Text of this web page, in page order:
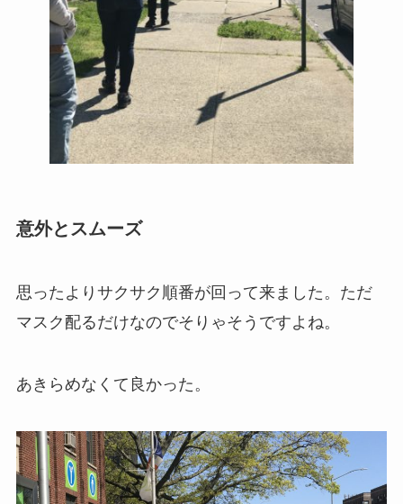
意外とスムーズ
思ったよりサクサク順番が回って来ました。 ただ
マスク配るだけなのでそりゃそうですよね。
あきらめなくて良かった。